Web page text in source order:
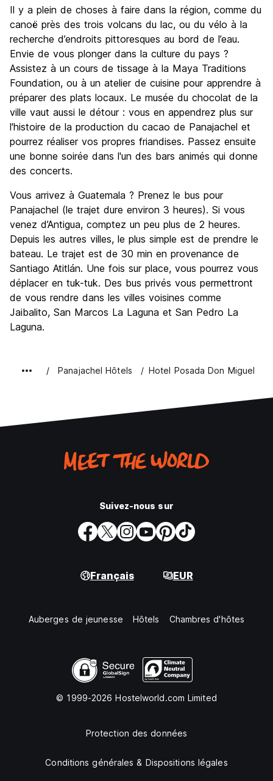
Il y a plein de choses à faire dans la région, comme du
canoë près des trois volcans du lac, ou du vélo à la
recherche d’endroits pittoresques au bord de l’eau.
Envie de vous plonger dans la culture du pays ?
Assistez à un cours de tissage à la Maya Traditions
Foundation, ou à un atelier de cuisine pour apprendre à
préparer des plats locaux. Le musée du chocolat de la
ville vaut aussi le détour : vous en appendrez plus sur
l'histoire de la production du cacao de Panajachel et
pourrez réaliser vos propres friandises. Passez ensuite
une bonne soirée dans l'un des bars animés qui donne
des concerts.
Vous arrivez à Guatemala ? Prenez le bus pour
Panajachel (le trajet dure environ 3 heures). Si vous
venez d’Antigua, comptez un peu plus de 2 heures.
Depuis les autres villes, le plus simple est de prendre le
bateau. Le trajet est de 30 min en provenance de
Santiago Atitlán. Une fois sur place, vous pourrez vous
déplacer en tuk-tuk. Des bus privés vous permettront
de vous rendre dans les villes voisines comme
Jaibalito, San Marcos La Laguna et San Pedro La
Laguna.
Panajachel Hôtels Hotel Posada Don Miguel
Suivez-nous sur
Français EUR
Auberges de jeunesse Hôtels Chambres d'hôtes
© 1999-2026 Hostelworld.com Limited
Protection des données
Conditions générales & Dispositions légales